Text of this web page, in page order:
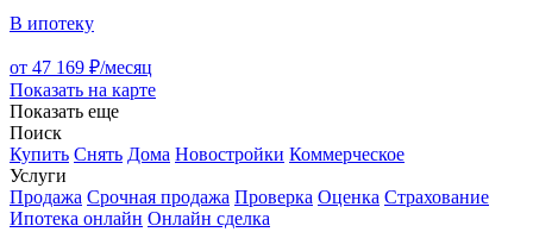
В ипотеку
от 47 169 ₽/месяц
Показать на карте
Показать еще
Поиск
Купить Снять Дома Новостройки Коммерческое
Услуги
Продажа Срочная продажа Проверка Оценка Страхование
Ипотека онлайн Онлайн сделка